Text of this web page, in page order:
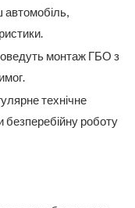
автомобіль,
монтаж ГБО з
технічне
роботу